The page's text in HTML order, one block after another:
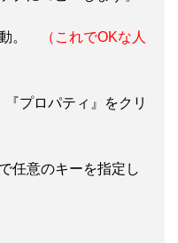
動。
（これでOKな人
プロパティ』をクリ
任意のキーを指定し